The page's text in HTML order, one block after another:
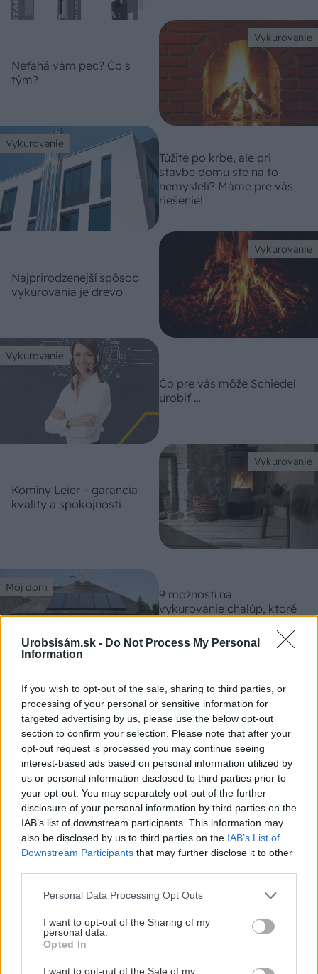
Urobsisám.sk - Do Not Process My Personal
Information
If you wish to opt-out of the sale, sharing to third parties, or
processing of your personal or sensitive information for
targeted advertising by us, please use the below opt-out
section to confirm your selection. Please note that after your
opt-out request is processed you may continue seeing
interest-based ads based on personal information utilized by
us or personal information disclosed to third parties prior to
your opt-out. You may separately opt-out of the further
disclosure of your personal information by third parties on the
IAB’s list of downstream participants. This information may
also be disclosed by us to third parties on the IAB’s List of
Downstream Participants that may further disclose it to other
Please note that this website/app uses one or more Google
not limited to your visit or usage behaviour. You may click to
grant or deny consent to Google and its third-party tags to
use your data for below specified purposes in below Google
consent section.
Personal Data Processing Opt Outs
I want to opt-out of the Sharing of my
personal data.
Opted In
I want to opt-out of the Sale of my
Vykurovanie
Neťahá vám pec? Čo s
tým?
Vykurovanie
Túžite po krbe, ale pri
stavbe domu ste na to
nemysleli? Máme pre vás
riešenie!
Vykurovanie
Najprirodzenejší spôsob
vykurovania je drevo
Vykurovanie
Čo pre vás môže Schiedel
urobiť …
Vykurovanie
Komíny Leier – garancia
kvality a spokojnosti
Môj dom
9 možností na
vykurovanie chalúp, ktoré
vyhreje priestor hneď a čo
má nízku spotrebu?
ASB.sk
Ďalšia výzva Obnov dom s
veľkým otáznikom.
Zazmluvnených je viac ako
20-tisíc žiadostí
ASB.sk
ANKETA : V roku 2024 sa
zlepšili predaje bytov.
Konsolidačné opatrenia
vlády však zaťažia firmy
Aj vy vyhadzujete semienka
z cukety? Pripravujete sa o
delikatesu!